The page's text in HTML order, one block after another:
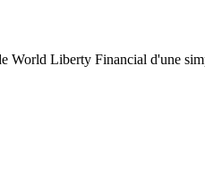
World Liberty Financial d'une